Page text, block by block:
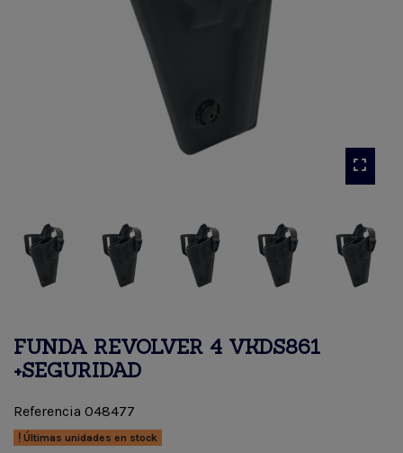
FUNDA REVOLVER 4 VKDS861
+SEGURIDAD
Referencia 048477
Últimas unidades en stock